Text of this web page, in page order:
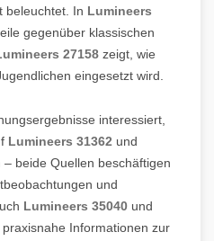
beleuchtet. In Lumineers
gegenüber klassischen
27158 zeigt, wie
eingesetzt wird.
interessiert,
Lumineers 31362und
– beide Quellen beschäftigen
und
Lumineers 35040 und
Informationen zur